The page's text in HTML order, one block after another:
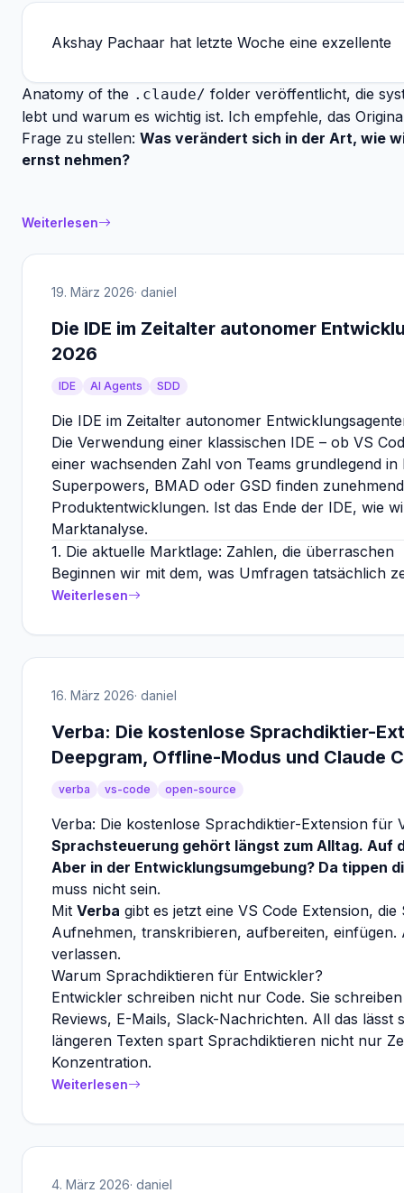
Akshay Pachaar hat letzte Woche eine exzellente
Anatomy of the .claude/ folder veröffentlicht, die
lebt und warum es wichtig ist. Ich empfehle, das
Frage zu stellen: Was verändert sich in der Art, wie
ernst nehmen?
Weiterlesen
19. März 2026· daniel
Die IDE im Zeitalter autonomer
2026
IDE AI Agents SDD
Die IDE im Zeitalter autonomer
Die Verwendung einer klassischen IDE – ob VS
einer wachsenden Zahl von Teams grundlegend
Superpowers, BMAD oder GSD finden
Produktentwicklungen. Ist das Ende der IDE, wie
Marktanalyse.
1. Die aktuelle Marktlage: Zahlen, die überraschen
Beginnen wir mit dem, was Umfragen tatsächlich
Weiterlesen
16. März 2026· daniel
Verba: Die kostenlose Sprachdiktier-
Deepgram, Offline-Modus und Claude
verba vs-code open-source
Verba: Die kostenlose Sprachdiktier-Extension für
Sprachsteuerung gehört längst zum Alltag. Auf
Aber in der Entwicklungsumgebung? Da tippen
muss nicht sein.
Mit Verba gibt es jetzt eine VS Code Extension,
Aufnehmen, transkribieren, aufbereiten,
verlassen.
Warum Sprachdiktieren für Entwickler?
Entwickler schreiben nicht nur Code. Sie
Reviews, E-Mails, Slack-Nachrichten. All das
längeren Texten spart Sprachdiktieren nicht nur
Konzentration.
Weiterlesen
4. März 2026· daniel